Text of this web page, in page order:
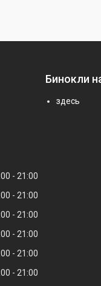
Бинокли
здесь
21:00
21:00
21:00
21:00
21:00
21:00